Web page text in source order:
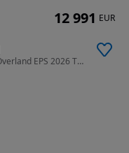
963 cm3 • 90 CP • CFMoto CFORCE X1000 Overland EPS 2026 T3b
12 991 EUR